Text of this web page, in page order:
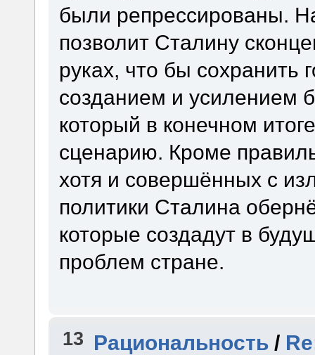
были репрессированы.
позволит Сталину
руках, что бы сохранить
созданием и усилением
который в конечном
сценарию. Кроме
хотя и совершённых с
политики Сталина
которые создадут в
проблем стране.
13 Рациональность /